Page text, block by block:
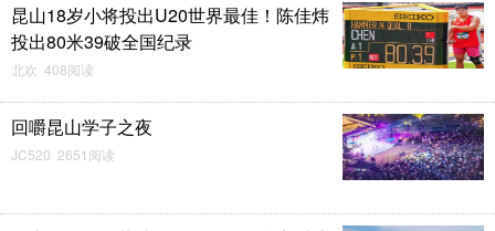
昆山18岁小将投出U20世界最佳！陈佳炜
投出80米39破全国纪录
北欢 408阅读
回嚼昆山学子之夜
JC520 2651阅读